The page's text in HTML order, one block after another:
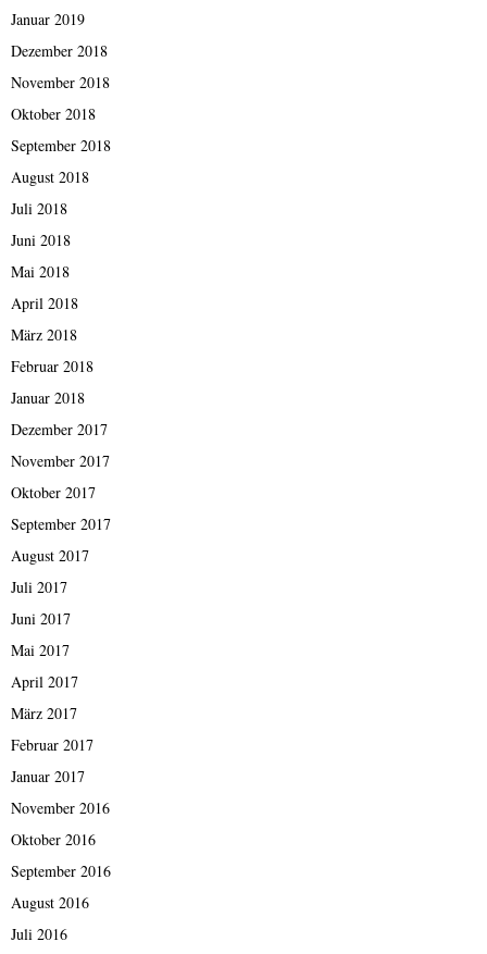
Januar 2019
Dezember 2018
November 2018
Oktober 2018
September 2018
August 2018
Juli 2018
Juni 2018
Mai 2018
April 2018
März 2018
Februar 2018
Januar 2018
Dezember 2017
November 2017
Oktober 2017
September 2017
August 2017
Juli 2017
Juni 2017
Mai 2017
April 2017
März 2017
Februar 2017
Januar 2017
November 2016
Oktober 2016
September 2016
August 2016
Juli 2016